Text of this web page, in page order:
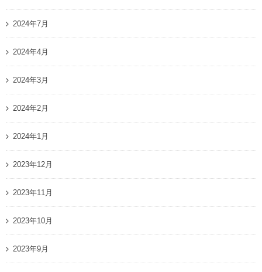
2024年7月
2024年4月
2024年3月
2024年2月
2024年1月
2023年12月
2023年11月
2023年10月
2023年9月